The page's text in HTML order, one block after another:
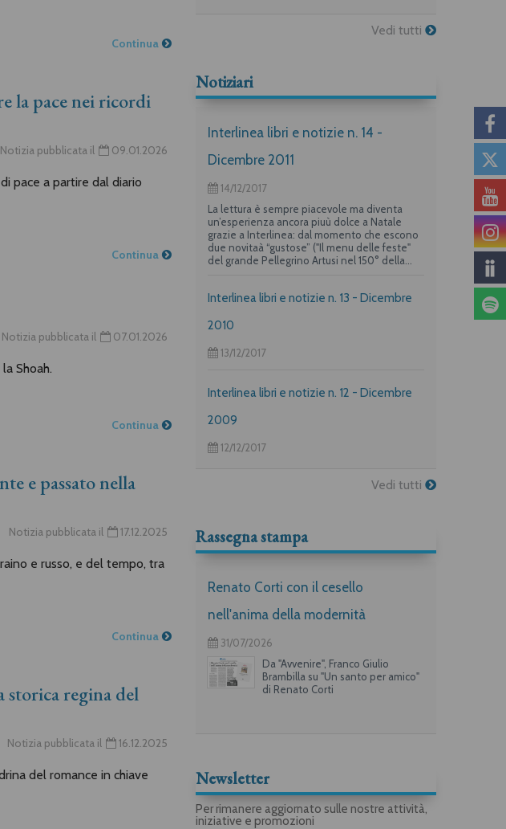
Continua
la pace nei ricordi
Notizia pubblicata il 09.01.2026
pace a partire dal diario
Continua
Notizia pubblicata il 07.01.2026
Shoah.
Continua
e passato nella
Notizia pubblicata il 17.12.2025
e russo, e del tempo, tra
Continua
storica regina del
Notizia pubblicata il 16.12.2025
del romance in chiave
Vedi tutti
Notiziari
Interlinea libri e notizie n. 14 -
Dicembre 2011
14/12/2017
La lettura è sempre piacevole ma diventa
un’esperienza ancora piuù dolce a Natale
grazie a Interlinea: dal momento che escono
due novitaà “gustose” ("Il menu delle feste"
del grande Pellegrino Artusi nel 150° della
per l’infanzia, Guido Quarzo e Anna Vivarelli)
per i suoi lettori piuù golosi.
Interlinea libri e notizie n. 13 - Dicembre
2010
13/12/2017
Interlinea libri e notizie n. 12 - Dicembre
2009
12/12/2017
Vedi tutti
Rassegna stampa
Renato Corti con il cesello
nell'anima della modernità
31/07/2026
Da "Avvenire", Franco Giulio
Brambilla su "Un santo per amico"
di Renato Corti
Newsletter
Per rimanere aggiornato sulle nostre attività,
iniziative e promozioni